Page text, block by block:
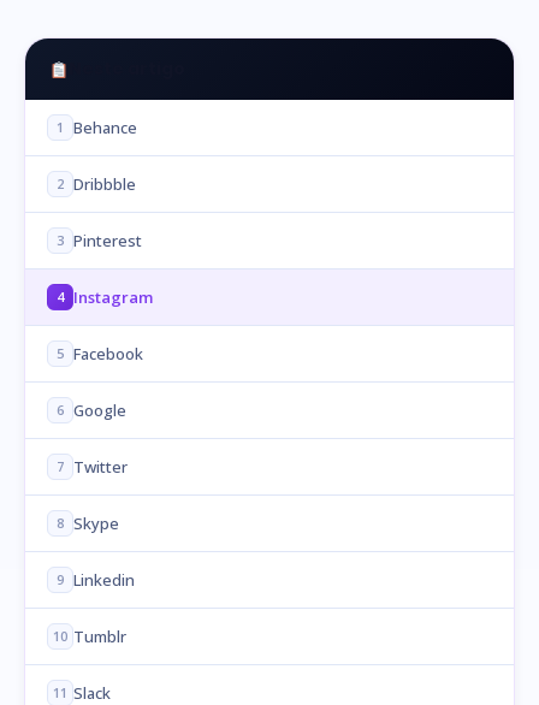
1 Behance
2 Dribbble
3 Pinterest
4 Instagram
5 Facebook
6 Google
7 Twitter
8 Skype
9 Linkedin
10 Tumblr
11 Slack